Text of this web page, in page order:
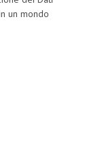
un mondo